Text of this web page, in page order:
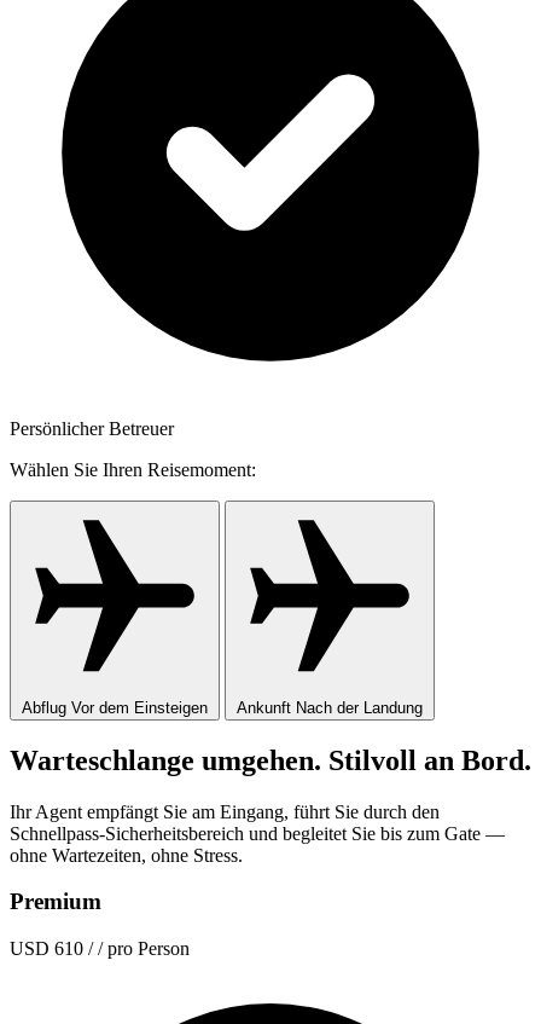
Persönlicher Betreuer
Wählen Sie Ihren Reisemoment:
Abflug Vor dem Einsteigen Ankunft Nach der Landung
Warteschlange umgehen. Stilvoll an Bord.
Ihr Agent empfängt Sie am Eingang, führt Sie durch den
Schnellpass-Sicherheitsbereich und begleitet Sie bis zum Gate —
ohne Wartezeiten, ohne Stress.
Premium
USD 610 / / pro Person